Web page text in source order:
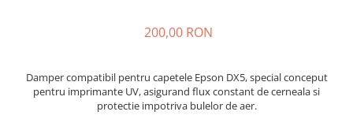
200,00 RON
Damper compatibil pentru capetele Epson DX5, special conceput
pentru imprimante UV, asigurand flux constant de cerneala si
protectie impotriva bulelor de aer.